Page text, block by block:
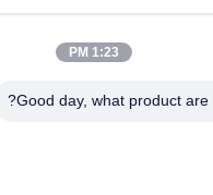
1:23 PM
Good day, what product are